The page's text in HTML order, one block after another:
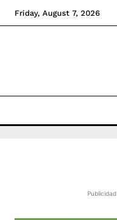
Friday, August 7, 2026
Publicidad